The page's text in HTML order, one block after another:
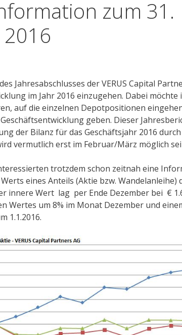
zum 31.
Jahresabschlusses der VERUS Capital
im Jahr 2016 einzugehen. Dabei möchte
auf die einzelnen Depotpositionen
geben. Dieser
der Bilanz für das Geschäftsjahr 2016
vermutlich erst im Februar/März möglich
trotzdem schon zeitnah eine
eines Anteils (Aktie bzw. Wandelanleihe)
innere Wert lag per Ende Dezember bei €
Wertes um 8% im Monat Dezember und
1.1.2016.